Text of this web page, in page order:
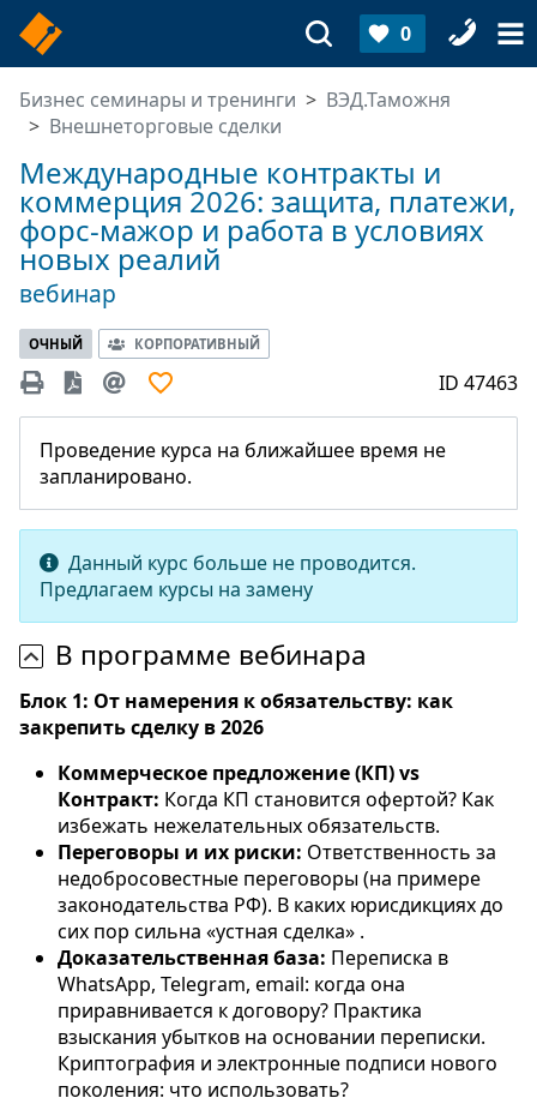
0
Бизнес семинары и тренинги
ВЭД.Таможня
Внешнеторговые сделки
Международные контракты и
коммерция 2026: защита, платежи,
форс-мажор и работа в условиях
новых реалий
вебинар
ОЧНЫЙ КОРПОРАТИВНЫЙ
ID 47463
Проведение курса на ближайшее время не
запланировано.
Данный курс больше не проводится.
Предлагаем курсы на замену
В программе вебинара
Блок 1: От намерения к обязательству: как
закрепить сделку в 2026
Коммерческое предложение (КП) vs
Контракт: Когда КП становится офертой? Как
избежать нежелательных обязательств.
Переговоры и их риски: Ответственность за
недобросовестные переговоры (на примере
законодательства РФ). В каких юрисдикциях до
сих пор сильна «устная сделка» .
Доказательственная база: Переписка в
WhatsApp, Telegram, email: когда она
приравнивается к договору? Практика
взыскания убытков на основании переписки.
Криптография и электронные подписи нового
поколения: что использовать?